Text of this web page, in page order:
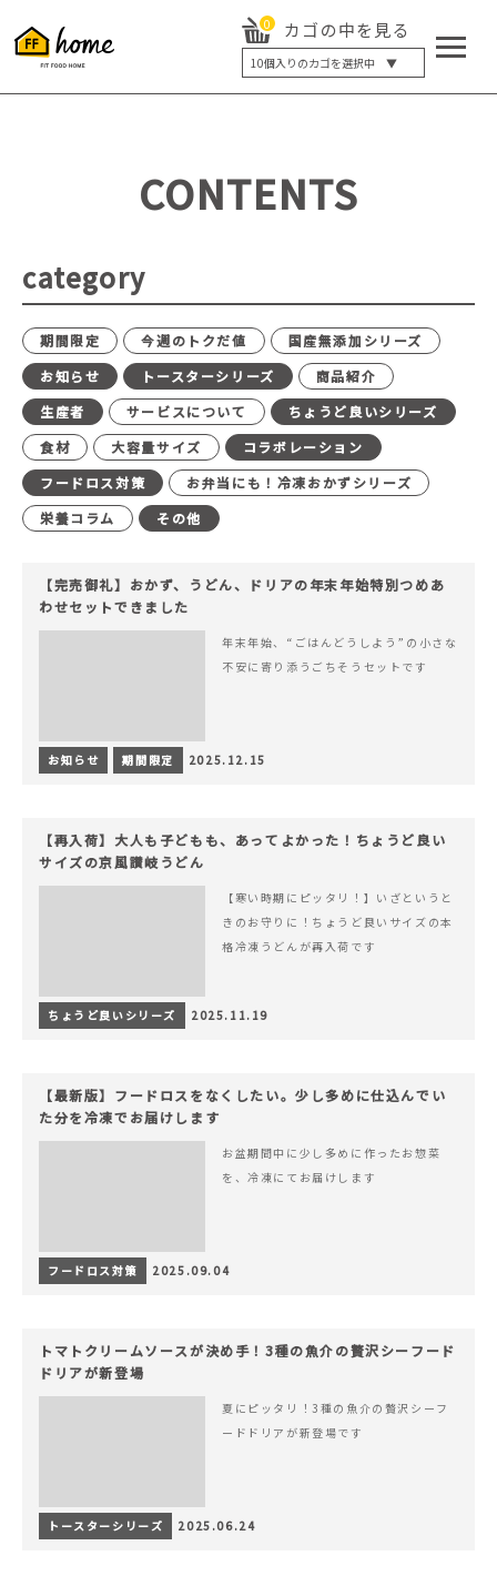
0 カゴの中を見る
10個入りのカゴを選択中 ▼
5個入り
20個入り
最大12%OFF
CONTENTS
category
期間限定 今週のトクだ値
国産無添加シリーズ
お知らせ
トースターシリーズ
商品紹介
生産者
サービスについて
ちょうど良いシリーズ
食材
大容量サイズ
コラボレーション
フードロス対策
お弁当にも！冷凍おかずシリーズ
栄養コラム
その他
【完売御礼】おかず、うどん、ドリアの年末年始特別つめあ
わせセットできました
年末年始、“ごはんどうしよう”の小さな
不安に寄り添うごちそうセットです
お知らせ 期間限定 2025.12.15
【再入荷】大人も子どもも、あってよかった！ちょうど良い
サイズの京風讃岐うどん
【寒い時期にピッタリ！】いざというと
きのお守りに！ちょうど良いサイズの本
格冷凍うどんが再入荷です
ちょうど良いシリーズ 2025.11.19
【最新版】フードロスをなくしたい。少し多めに仕込んでい
た分を冷凍でお届けします
お盆期間中に少し多めに作ったお惣菜
を、冷凍にてお届けします
フードロス対策 2025.09.04
トマトクリームソースが決め手！3種の魚介の贅沢シーフード
ドリアが新登場
夏にピッタリ！3種の魚介の贅沢シーフ
ードドリアが新登場です
トースターシリーズ 2025.06.24